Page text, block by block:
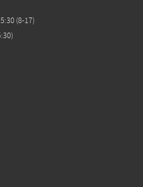
(8-17)